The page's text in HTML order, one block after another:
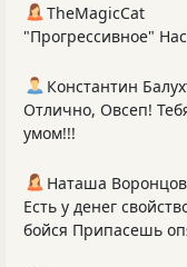
TheMagicCat
"Прогрессивное"
Константин
Отлично, Овсеп!
умом!!!
Наташа
Есть у денег
бойся Припасешь